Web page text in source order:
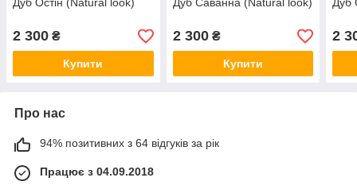
Дуб Остін (Natural look)
2 300 ₴
Купити
Дуб Саванна (Natural look)
2 300₴
Купити
Дуб
2
Про нас
94% позитивних з 64 відгуків за рік
Працює з 04.09.2018